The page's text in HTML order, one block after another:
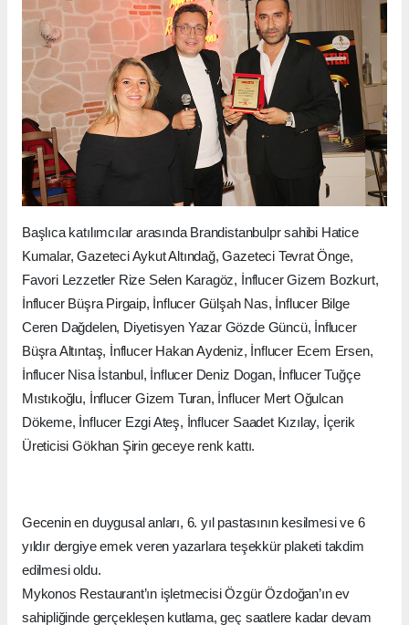
Başlıca katılımcılar arasında Brandistanbulpr sahibi Hatice
Kumalar, Gazeteci Aykut Altındağ, Gazeteci Tevrat Önge,
Favori Lezzetler Rize Selen Karagöz, İnflucer Gizem Bozkurt,
İnflucer Büşra Pirgaip, İnflucer Gülşah Nas, İnflucer Bilge
Ceren Dağdelen, Diyetisyen Yazar Gözde Güncü, İnflucer
Büşra Altıntaş, İnflucer Hakan Aydeniz, İnflucer Ecem Ersen,
İnflucer Nisa İstanbul, İnflucer Deniz Dogan, İnflucer Tuğçe
Mıstıkoğlu, İnflucer Gizem Turan, İnflucer Mert Oğulcan
Dökeme, İnflucer Ezgi Ateş, İnflucer Saadet Kızılay, İçerik
Üreticisi Gökhan Şirin geceye renk kattı.
Gecenin en duygusal anları, 6. yıl pastasının kesilmesi ve 6
yıldır dergiye emek veren yazarlara teşekkür plaketi takdim
edilmesi oldu.
Mykonos Restaurant’ın işletmecisi Özgür Özdoğan’ın ev
sahipliğinde gerçekleşen kutlama, geç saatlere kadar devam